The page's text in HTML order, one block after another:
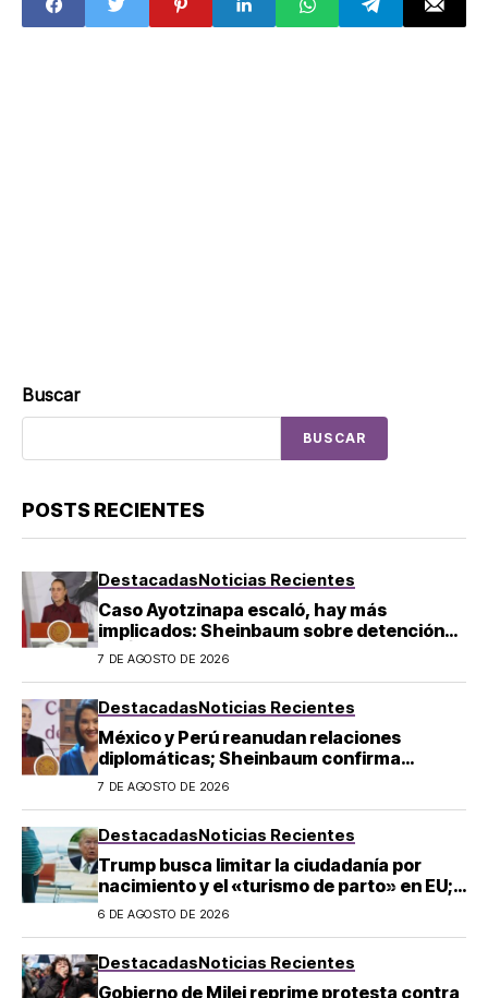
Buscar
BUSCAR
POSTS RECIENTES
DestacadasNoticias Recientes
Caso Ayotzinapa escaló, hay más
implicados: Sheinbaum sobre detención
de Ángel Aguirre
7 DE AGOSTO DE 2026
DestacadasNoticias Recientes
México y Perú reanudan relaciones
diplomáticas; Sheinbaum confirma
llegada de Betssy Chávez al país
7 DE AGOSTO DE 2026
DestacadasNoticias Recientes
Trump busca limitar la ciudadanía por
nacimiento y el «turismo de parto» en EU;
¿a quién afecta?
6 DE AGOSTO DE 2026
DestacadasNoticias Recientes
Gobierno de Milei reprime protesta contra